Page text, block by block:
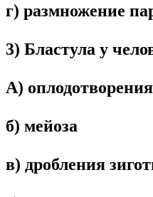
г) размножение
3) Бластула у
А) оплодотворения
б) мейоза
в) дробления